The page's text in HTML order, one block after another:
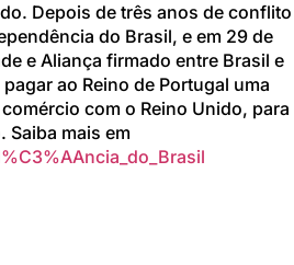
Depois de três anos de conflito
do Brasil, e em 29 de
e Aliança firmado entre Brasil e
ao Reino de Portugal uma
com o Reino Unido, para
Saiba mais em